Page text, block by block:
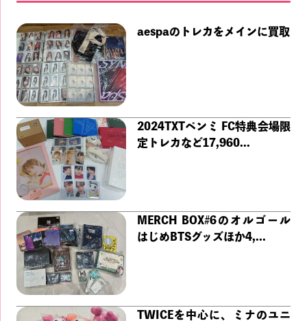
aespaのトレカをメインに買取
2024TXTペンミ FC特典会場限
定トレカなど17,960...
MERCH BOX#6のオルゴール
はじめBTSグッズほか4,...
TWICEを中心に、ミナのユニ